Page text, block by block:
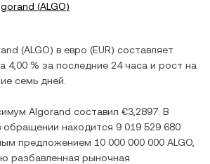
(ALGO)
(ALGO) в евро (EUR) составляет
4,00 % за последние 24 часа и рост на
семь дней.
Algorand составил €3,2897 . В
находится 9 019 529 680
предложением 10 000 000 000 ALGO
разбавленная рыночная